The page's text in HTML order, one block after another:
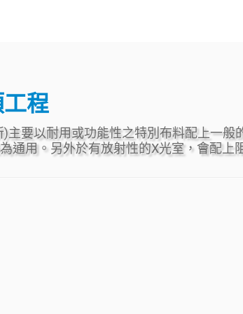
程
主要以耐用或功能性之特別布料配上一
通用。另外於有放射性的X光室，會配上